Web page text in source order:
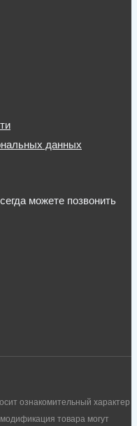
данных
можете позвонить
ознакомительный характер
товара могут